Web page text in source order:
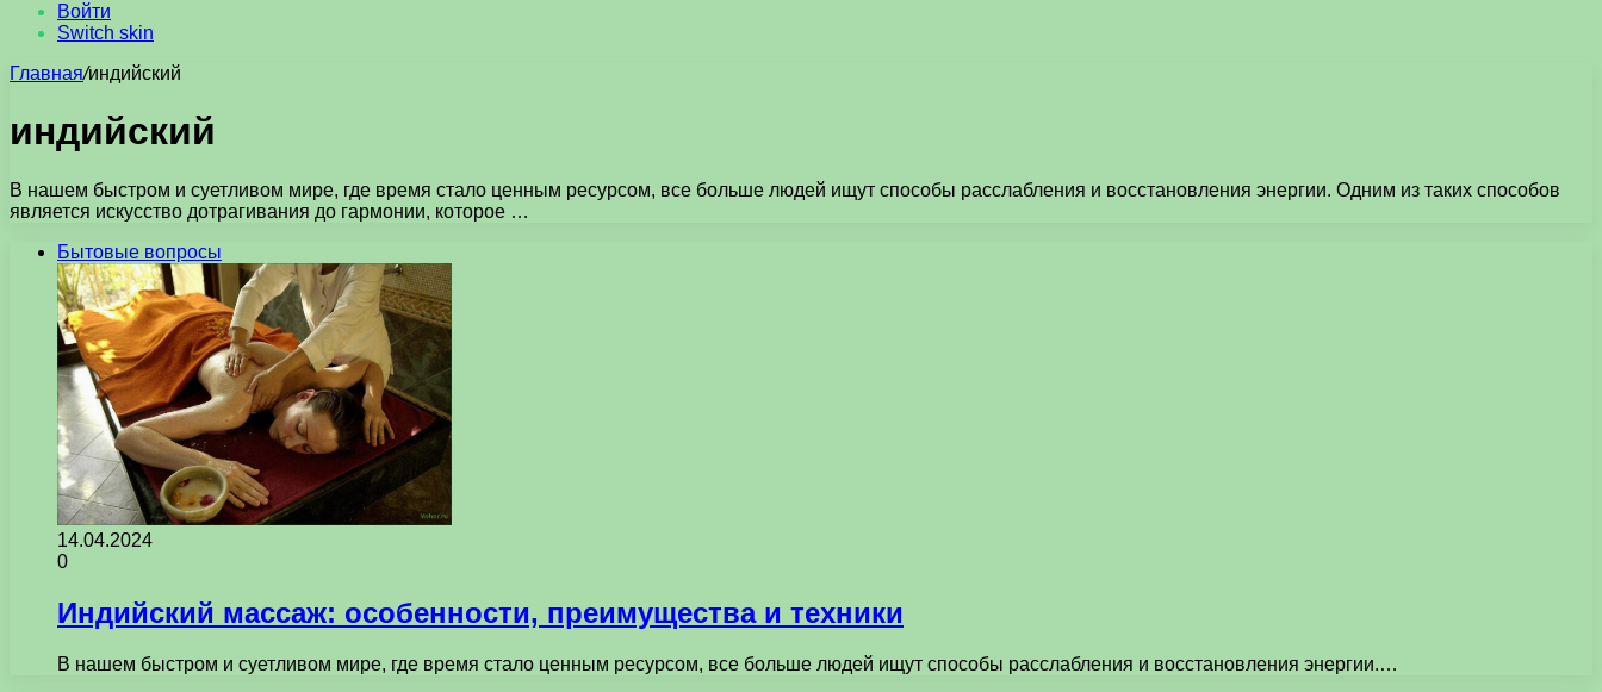
Войти
Switch skin
Главная/индийский
индийский
В нашем быстром и суетливом мире, где время стало ценным ресурсом, все больше людей ищут способы расслабления и восстановления энергии. Одним из таких способов
является искусство дотрагивания до гармонии, которое …
Бытовые вопросы
14.04.2024
0
Индийский массаж: особенности, преимущества и техники
В нашем быстром и суетливом мире, где время стало ценным ресурсом, все больше людей ищут способы расслабления и восстановления энергии.…